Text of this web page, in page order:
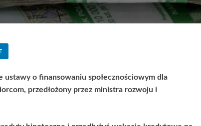
o finansowaniu społecznościowym dla
przedłożony przez ministra rozwoju i